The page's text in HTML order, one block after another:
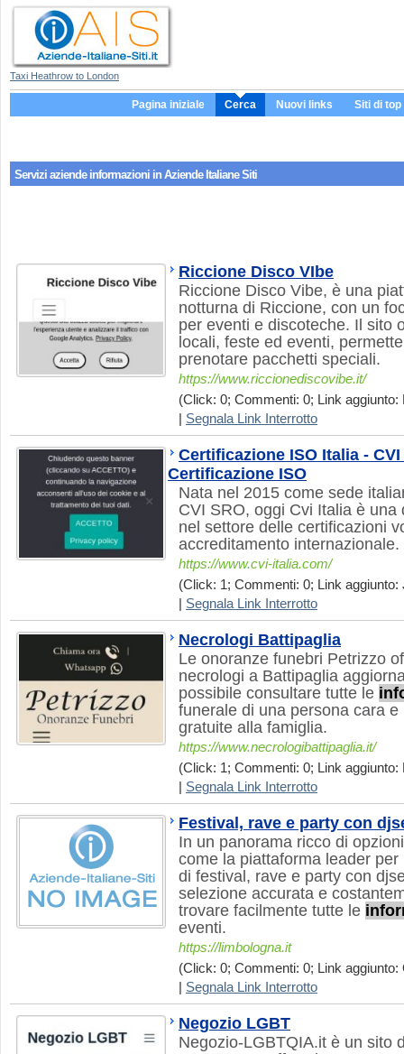
Taxi Heathrow to London
Pagina iniziale Cerca Nuovi links Siti di top
Servizi aziende informazioni in Aziende Italiane Siti
Riccione Disco VIbe
Riccione Disco Vibe, è una
notturna di Riccione, con un
per eventi e discoteche. Il sito
locali, feste ed eventi,
prenotare pacchetti speciali.
https://www.riccionediscovibe.it/
(Click: 0; Commenti: 0; Link aggiunto:
Segnala Link Interrotto
Certificazione ISO Italia -
Certificazione ISO
Nata nel 2015 come sede
CVI SRO, oggi Cvi Italia è
nel settore delle certificazioni
accreditamento internazionale.
https://www.cvi-italia.com/
(Click: 1; Commenti: 0; Link aggiunto:
Segnala Link Interrotto
Necrologi Battipaglia
Le onoranze funebri Petrizzo
necrologi a Battipaglia
possibile consultare tutte le
funerale di una persona cara
gratuite alla famiglia.
https://www.necrologibattipaglia.it/
(Click: 1; Commenti: 0; Link aggiunto:
Segnala Link Interrotto
Festival, rave e party con
In un panorama ricco di
come la piattaforma leader
di festival, rave e party con
selezione accurata e
trovare facilmente tutte le
eventi.
https://limbologna.it
(Click: 0; Commenti: 0; Link aggiunto:
Segnala Link Interrotto
Negozio LGBT
Negozio-LGBTQIA.it è un sito